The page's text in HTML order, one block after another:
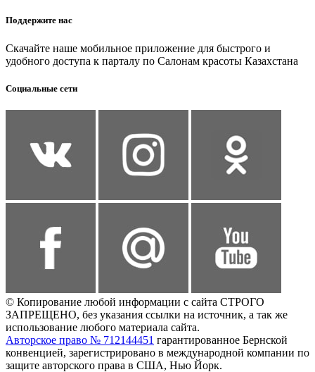
Поддержите нас
Скачайте наше мобильное приложение для быстрого и
удобного доступа к парталу по Салонам красоты Казахстана
Социальные сети
© Копирование любой информации с сайта СТРОГО
ЗАПРЕЩЕНО, без указания ссылки на источник, а так же
использование любого материала сайта.
Авторское право № 712144451 гарантированное Бернской
конвенцией, зарегистрировано в международной компании по
защите авторского права в США, Нью Йорк.